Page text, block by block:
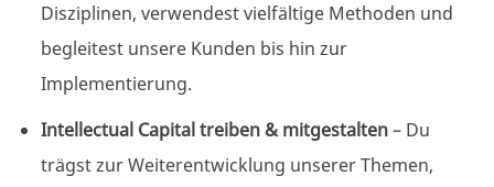
Disziplinen, verwendest vielfältige Methoden und
begleitest unsere Kunden bis hin zur
Implementierung.
Intellectual Capital treiben & mitgestalten– Du
trägst zur Weiterentwicklung unserer Themen,